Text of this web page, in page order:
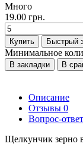
Много
19.00 грн.
Купить Быстрый
Минимальное
В закладки В
Описание
Отзывы 0
Вопрос-ответ
Щелкунчик зерно